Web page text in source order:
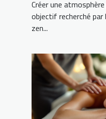
Créer une
objectif recherché par
zen...